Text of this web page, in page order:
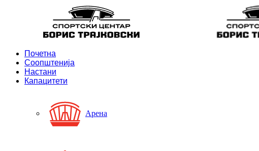
Почетна
Соопштенија
Настани
Капацитети
Арена